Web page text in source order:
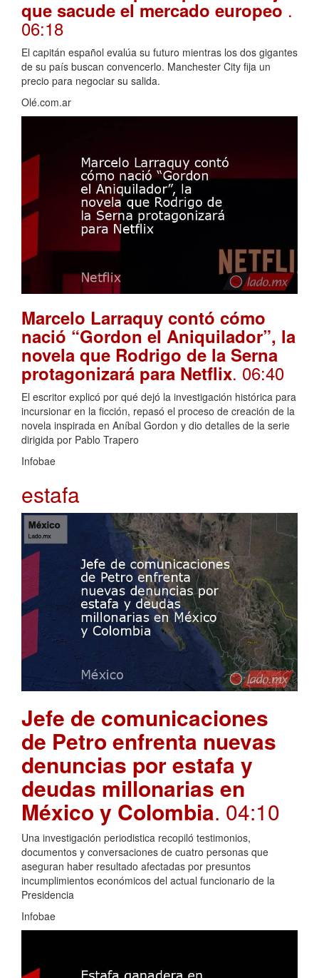
que sacude el mercado europeo .
06:18
El capitán español evalúa su futuro mientras los dos gigantes
de su país buscan convencerlo. Manchester City fija un
precio para negociar su salida.
Olé.com.ar
Marcelo Larraquy contó cómo
nació “Gordon el Aniquilador”, la
novela que Rodrigo de la Serna
protagonizará para Netflix. 06:40
El escritor explicó por qué dejó la investigación histórica para
incursionar en la ficción, repasó el proceso de creación de la
novela inspirada en Aníbal Gordon y dio detalles de la serie
dirigida por Pablo Trapero
Infobae
estafa
Jefe de comunicaciones
de Petro enfrenta nuevas
denuncias por estafa y
deudas millonarias en
México y Colombia. 04:10
Una investigación periodistica recopiló testimonios,
documentos y conversaciones de cuatro personas que
aseguran haber resultado afectadas por presuntos
incumplimientos económicos del actual funcionario de la
Presidencia
Infobae